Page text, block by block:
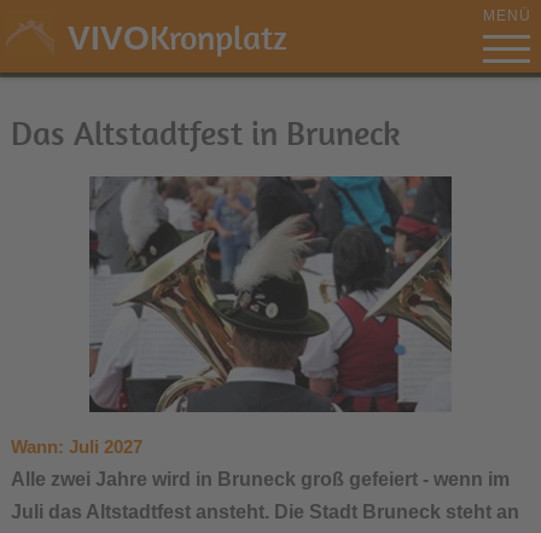
VIVOKronplatz MENÜ
Das Altstadtfest in Bruneck
Wann: Juli 2027
Alle zwei Jahre wird in Bruneck groß gefeiert - wenn im
Juli das Altstadtfest ansteht. Die Stadt Bruneck steht an